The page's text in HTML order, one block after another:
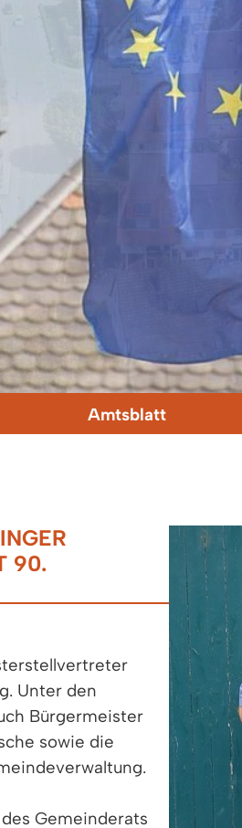
Amtsblatt
90.
Unter den
Bürgermeister
sowie die
Gemeinderats